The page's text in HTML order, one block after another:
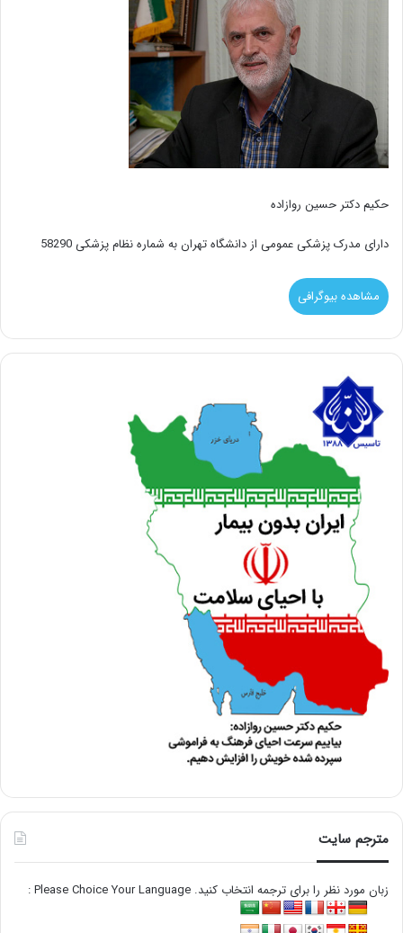
حکیم دکتر حسین روازاده
دارای مدرک پزشکی عمومی از دانشگاه تهران به شماره نظام پزشکی 58290
مشاهده بیوگرافی
مترجم سایت
زبان مورد نظر را برای ترجمه انتخاب کنید. Please Choice Your Language :